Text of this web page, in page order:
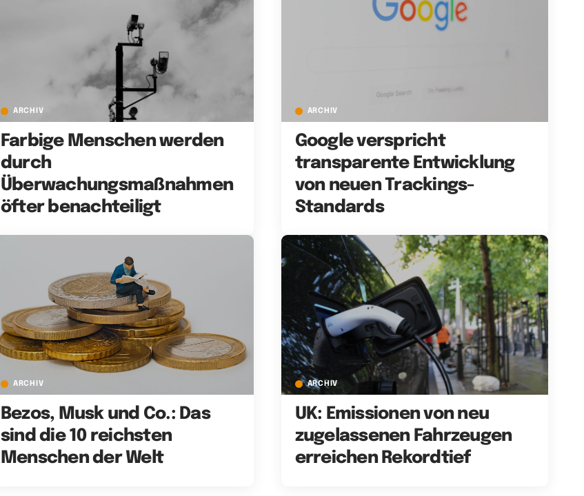
ARCHIV
Farbige Menschen werden
durch
Überwachungsmaßnahmen
öfter benachteiligt
ARCHIV
Google verspricht
transparente Entwicklung
von neuen Trackings-
Standards
ARCHIV
Bezos, Musk und Co.: Das
sind die 10 reichsten
Menschen der Welt
ARCHIV
UK: Emissionen von neu
zugelassenen Fahrzeugen
erreichen Rekordtief